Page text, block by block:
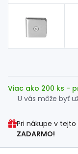
Viac ako 200 ks -
U vás môže byť
Pri nákupe v
ZADARMO!